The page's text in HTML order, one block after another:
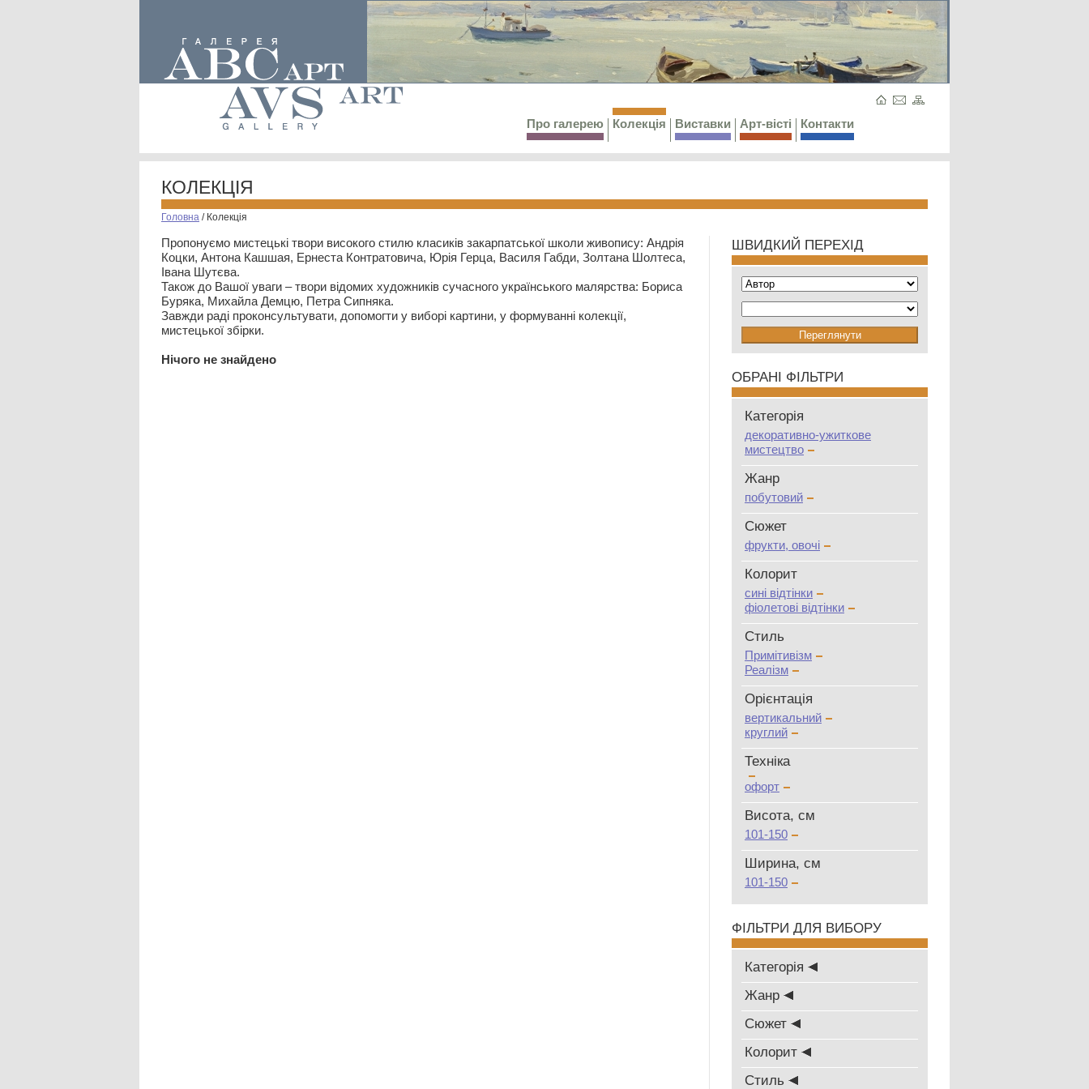
Про галерею Колекція Виставки Арт-вісті Контакти
КОЛЕКЦІЯ
Головна / Колекція
Пропонуємо мистецькі твори високого стилю класиків закарпатської школи живопису: Андрія
Коцки, Антона Кашшая, Ернеста Контратовича, Юрія Герца, Василя Габди, Золтана Шолтеса,
Івана Шутєва.
Також до Вашої уваги – твори відомих художників сучасного українського малярства: Бориса
Буряка, Михайла Демцю, Петра Сипняка.
Завжди раді проконсультувати, допомогти у виборі картини, у формуванні колекції,
мистецької збірки.
Нiчого не знайдено
ШВИДКИЙ ПЕРЕХІД
ОБРАНІ ФІЛЬТРИ
Категорія
декоративно-ужиткове
мистецтво
Жанр
побутовий
Сюжет
фрукти, овочі
Колорит
сині відтінки
фіолетові відтінки
Стиль
Примітивізм
Реалізм
Oрієнтація
вертикальний
круглий
Техніка
офорт
Висота, см
101-150
Ширина, см
101-150
ФІЛЬТРИ ДЛЯ ВИБОРУ
Категорія
Жанр
Сюжет
Колорит
Стиль